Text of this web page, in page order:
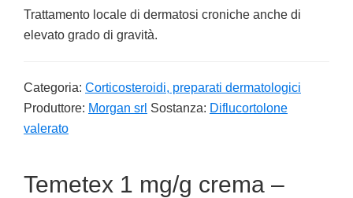
Trattamento locale di dermatosi croniche anche di
elevato grado di gravità.
Categoria: Corticosteroidi, preparati dermatologici
Produttore: Morgan srl Sostanza: Diflucortolone
valerato
Temetex 1 mg/g crema –